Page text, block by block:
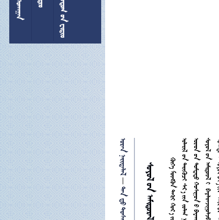
 

  